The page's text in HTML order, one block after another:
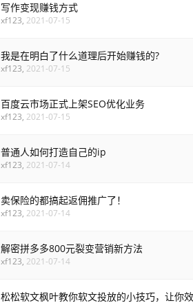
写作变现赚钱方式
xf123, 2021-07-15
我是在明白了什么道理后开始赚钱的?
xf123, 2021-07-15
百度云市场正式上架SEO优化业务
xf123, 2021-07-15
普通人如何打造自己的ip
xf123, 2021-07-14
卖保险的都搞起返佣推广了！
xf123, 2021-07-14
解密拼多多800元裂变营销新方法
xf123, 2021-07-14
松松软文枫叶教你软文投放的小技巧，让你